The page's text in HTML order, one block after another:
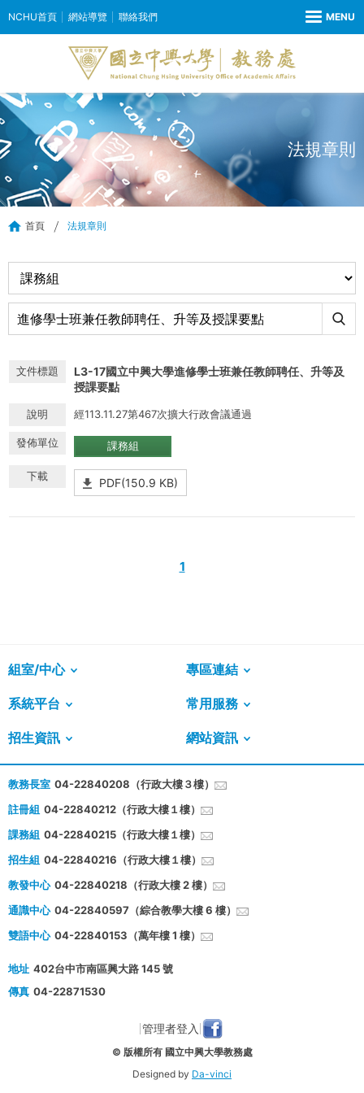
NCHU首頁 網站導覽 聯絡我們
法規章則
首頁 法規章則
L3-17國立中興大學進修學士班兼任教師聘任、升等及
授課要點
經113.11.27第467次擴大行政會議通過
課務組
PDF(150.9 KB)
1
組室/中心 專區連結
系統平台 常用服務
招生資訊 網站資訊
教務長室 04-22840208（行政大樓３樓）
註冊組 04-22840212（行政大樓１樓）
課務組 04-22840215（行政大樓１樓）
招生組 04-22840216（行政大樓１樓）
教發中心 04-22840218（行政大樓 2 樓）
通識中心 04-22840597（綜合教學大樓 6 樓）
雙語中心 04-22840153（萬年樓 1 樓）
地址 402台中市南區興大路 145 號
傳真 04-22871530
管理者登入
© 版權所有 國立中興大學教務處
Designed by Da-vinci